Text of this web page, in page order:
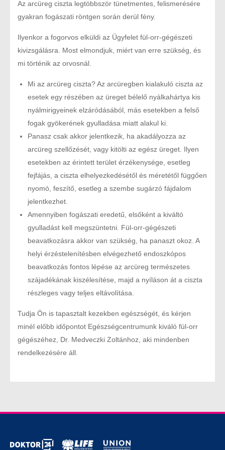
Az arcüreg ciszta legtöbbször tünetmentes, felismerésére
gyakran fogászati röntgen során derül fény.
Ilyenkor a fogorvos elküldi az Ügyfelet fül-orr-gégészeti
kivizsgálásra. Most elmondjuk, miért van erre szükség, és
mi történik az orvosnál.
Mi az arcüreg ciszta? Az arcüregben kialakuló ciszta az
esetek egy részében az üreget bélelő nyálkahártya kis
nyálmirigyeinek elzáródásából, más esetekben a felső
fogak gyökerének gyulladása miatt alakul ki.
Panasz csak akkor jelentkezik, ha akadályozza az
arcüreg szellőzését, vagy kitölti az egész üreget. Ilyen
esetekben az érintett terület érzékenysége, esetleg
fejfájás, a ciszta elhelyezkedésétől és méretétől függően
nyomó, feszítő, esetleg a szembe sugárzó fájdalom
jelentkezhet.
Amennyiben fogászati eredetű, elsőként a kiváltó
gyulladást kell megszüntetni. Fül-orr-gégészeti
beavatkozásra akkor van szükség, ha panaszt okoz. A
helyi érzéstelenítésben elvégezhető endoszkópos
beavatkozás fontos lépése az arcüreg természetes
szájadékának kiszélesítése, majd a nyíláson át a ciszta
részleges vagy teljes eltávolítása.
Tudja Ön is tapasztalt kezekben egészségét, és kérjen
minél előbb időpontot Egészségcentrumunk kiváló fül-orr
gégészéhez, Dr. Medveczki Zoltánhoz, aki mindenben
rendelkezésére áll.